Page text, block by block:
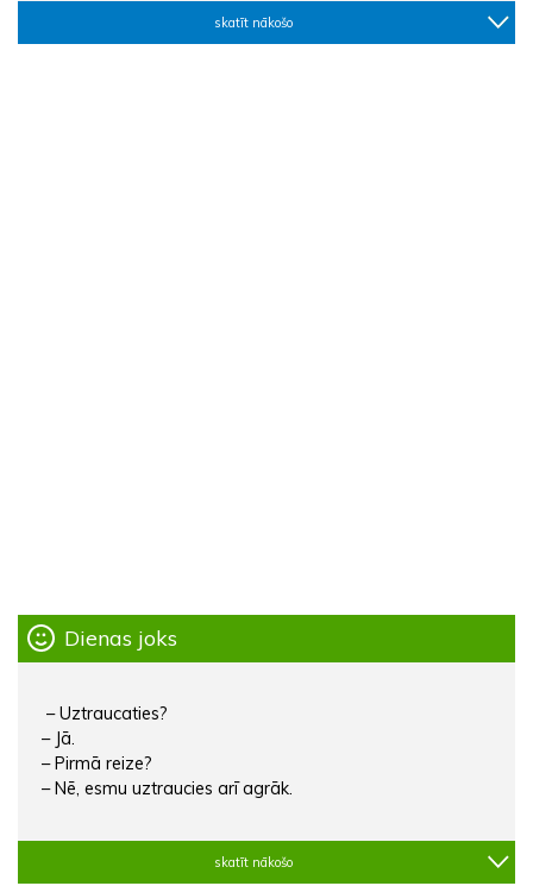
skatīt nākošo
Dienas joks
– Uztraucaties?
– Jā.
– Pirmā reize?
– Nē, esmu uztraucies arī agrāk.
skatīt nākošo